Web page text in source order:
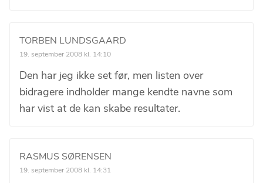
TORBEN LUNDSGAARD
19. september 2008 kl. 14:10
Den har jeg ikke set før, men listen over
bidragere indholder mange kendte navne som
har vist at de kan skabe resultater.
RASMUS SØRENSEN
19. september 2008 kl. 14:31